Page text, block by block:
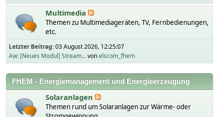
Multimedia
Themen zu Multimediageräten, TV, Fernbedienungen,
etc.
Letzter Beitrag:03 August 2026, 12:25:07
Aw: [Neues Modul] Stream...vonelscom_fhem
FHEM - Energiemanagement und Energieerzeugung
Solaranlagen
Themen rund um Solaranlagen zur Wärme- oder